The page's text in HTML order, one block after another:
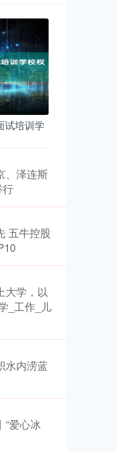
试培训学
、泽连斯
行
五牛控股
大学，以
_工作_儿
水内涝蓝
爱心冰